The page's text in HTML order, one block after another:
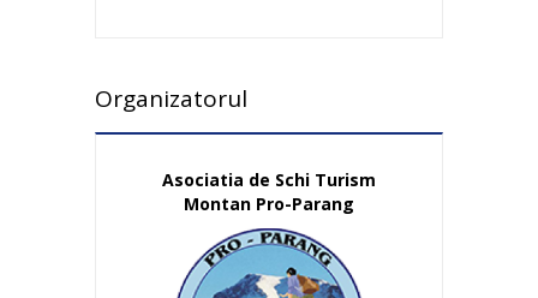
Organizatorul
Asociatia de Schi Turism
Montan Pro-Parang